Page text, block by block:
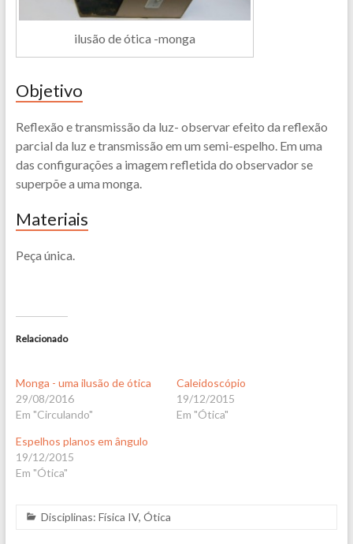
ilusão de ótica -monga
Objetivo
Reflexão e transmissão da luz- observar efeito da reflexão
parcial da luz e transmissão em um semi-espelho. Em uma
das configurações a imagem refletida do observador se
superpõe a uma monga.
Materiais
Peça única.
Relacionado
Monga - uma ilusão de ótica
29/08/2016
Em "Circulando"
Caleidoscópio
19/12/2015
Em "Ótica"
Espelhos planos em ângulo
19/12/2015
Em "Ótica"
Disciplinas: Física IV, Ótica